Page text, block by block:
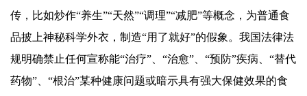
传，比如炒作“养生”“天然”“调理”“减肥”等概念，为普通食
品披上神秘科学外衣，制造“用了就好”的假象。我国法律法
规明确禁止任何宣称能“治疗”、“治愈”、“预防”疾病、“替代
药物”、“根治”某种健康问题或暗示具有强大保健效果的食